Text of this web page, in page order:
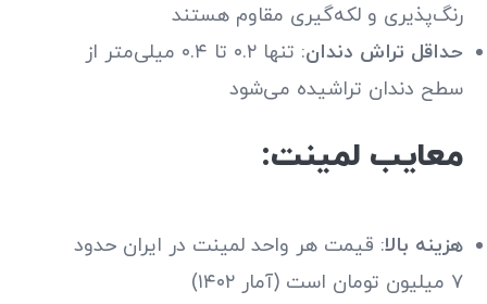
رنگ‌پذیری و لکه‌گیری مقاوم هستند
حداقل تراش دندان
: تنها ۰.۲ تا ۰.۴ میلی‌متر از
سطح دندان تراشیده می‌شود
معایب لمینت:
هزینه بالا: قیمت هر واحد لمینت در ایران حدود
۷ میلیون تومان است (آمار ۱۴۰۲)